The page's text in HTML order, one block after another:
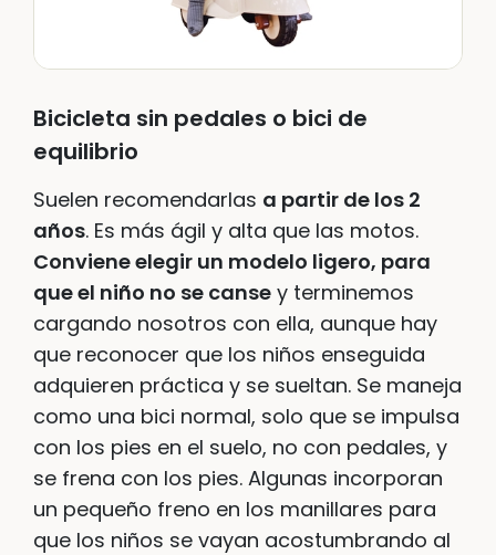
Bicicleta sin pedales o bici de
equilibrio
Suelen recomendarlas a partir de los 2
años. Es más ágil y alta que las motos.
Conviene elegir un modelo ligero, para
que el niño no se canse y terminemos
cargando nosotros con ella, aunque hay
que reconocer que los niños enseguida
adquieren práctica y se sueltan. Se maneja
como una bici normal, solo que se impulsa
con los pies en el suelo, no con pedales, y
se frena con los pies. Algunas incorporan
un pequeño freno en los manillares para
que los niños se vayan acostumbrando al